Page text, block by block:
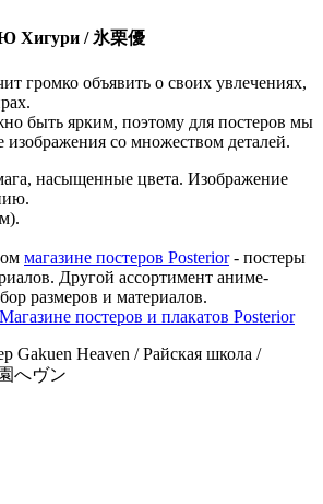
Хигури / 氷栗優
громко объявить о своих увлечениях,
быть ярким, поэтому для постеров мы
со множеством деталей.
насыщенные цвета. Изображение
магазине постеров Posterior- постеры
Другой ассортимент аниме-
размеров и материалов.